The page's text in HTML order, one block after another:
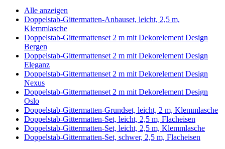
Alle anzeigen
Doppelstab-Gittermatten-Anbauset, leicht, 2,5 m,
Klemmlasche
Doppelstab-Gittermattenset 2 m mit Dekorelement Design
Bergen
Doppelstab-Gittermattenset 2 m mit Dekorelement Design
Eleganz
Doppelstab-Gittermattenset 2 m mit Dekorelement Design
Nexus
Doppelstab-Gittermattenset 2 m mit Dekorelement Design
Oslo
Doppelstab-Gittermatten-Grundset, leicht, 2 m, Klemmlasche
Doppelstab-Gittermatten-Set, leicht, 2,5 m, Flacheisen
Doppelstab-Gittermatten-Set, leicht, 2,5 m, Klemmlasche
Doppelstab-Gittermatten-Set, schwer, 2,5 m, Flacheisen